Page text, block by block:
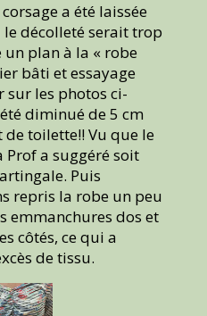
a été laissée
décolleté serait trop
plan à la « robe
bâti et essayage
sur les photos ci-
diminué de 5 cm
de toilette!! Vu que le
a suggéré soit
Puis
repris la robe un peu
emmanchures dos et
côtés, ce qui a
de tissu.